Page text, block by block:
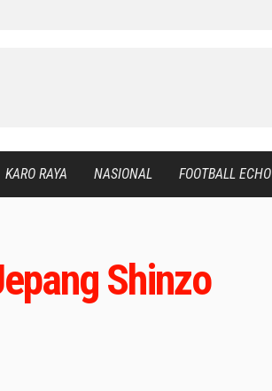
KARO RAYA NASIONAL FOOTBALL ECHO
Shinzo